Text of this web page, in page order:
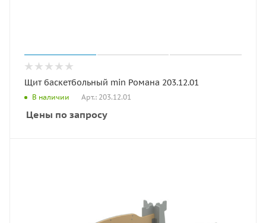
Щит баскетбольный min Романа 203.12.01
В наличии Арт.: 203.12.01
Цены по запросу